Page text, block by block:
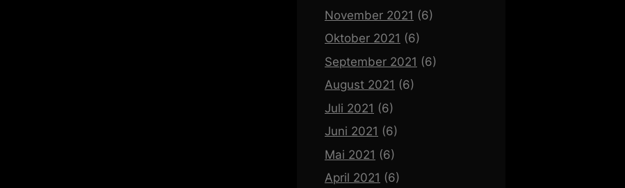
November 2021 (6)
Oktober 2021 (6)
September 2021 (6)
August 2021 (6)
Juli 2021 (6)
Juni 2021 (6)
Mai 2021 (6)
April 2021 (6)